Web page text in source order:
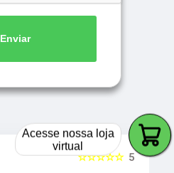
Enviar
5
☆☆☆☆☆
Acesse nossa loja
virtual